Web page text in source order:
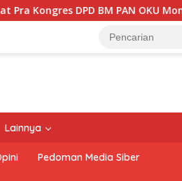
PAN OKU Momentum Penting
Lainnya
Pedoman Media Siber